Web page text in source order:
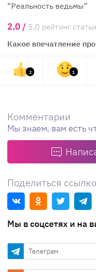
“Реальность ведьмы”
2,0 / 5,0 рейтинг статьи
Какое впечатление
2 1
Комментарии
Мы знаем, вам есть
Поделиться
Мы в соцсетях и на
Телеграм